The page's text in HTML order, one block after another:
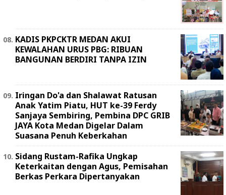
KADIS PKPCKTR MEDAN AKUI
KEWALAHAN URUS PBG: RIBUAN
BANGUNAN BERDIRI TANPA IZIN
Iringan Do'a dan Shalawat Ratusan
Anak Yatim Piatu, HUT ke-39 Ferdy
Sanjaya Sembiring, Pembina DPC GRIB
JAYA Kota Medan Digelar Dalam
Suasana Penuh Keberkahan
Sidang Rustam-Rafika Ungkap
Keterkaitan dengan Agus, Pemisahan
Berkas Perkara Dipertanyakan